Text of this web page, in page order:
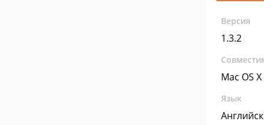
Версия
1.3.2
Mac OS X
Язык